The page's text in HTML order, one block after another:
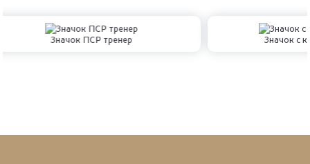
Значок ПСР тренер Значок с